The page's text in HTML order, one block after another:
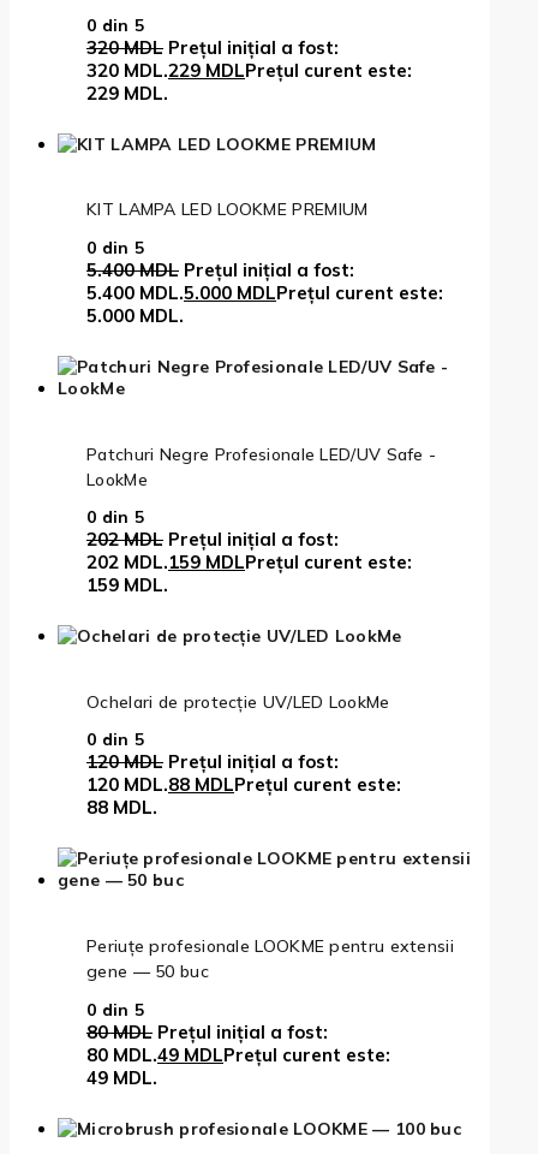
0 din 5
320MDL Prețul inițial a fost:
320 MDL.229 MDLPrețul curent este:
229 MDL.
KIT LAMPA LED LOOKME PREMIUM
0 din 5
5.400MDL Prețul inițial a fost:
5.400 MDL.5.000 MDLPrețul curent este:
5.000 MDL.
Patchuri Negre Profesionale LED/UV Safe -
LookMe
0 din 5
202MDL Prețul inițial a fost:
202 MDL.159 MDLPrețul curent este:
159 MDL.
Ochelari de protecție UV/LED LookMe
0 din 5
120MDL Prețul inițial a fost:
120 MDL.88 MDLPrețul curent este:
88 MDL.
Periuțe profesionale LOOKME pentru extensii
gene — 50 buc
0 din 5
80MDL Prețul inițial a fost:
80 MDL.49 MDLPrețul curent este:
49 MDL.